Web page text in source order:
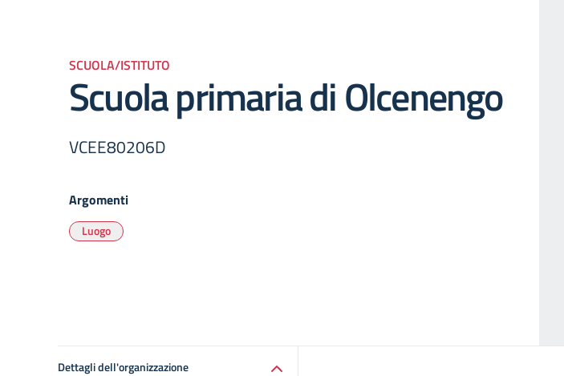
SCUOLA/ISTITUTO
Scuola primaria di Olcenengo
VCEE80206D
Argomenti
Luogo
Dettagli dell'organizzazione